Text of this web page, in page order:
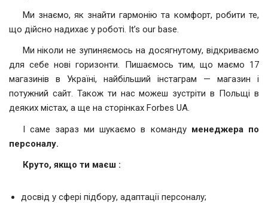
Ми знаємо, як знайти гармонію та комфорт, робити те,
що дійсно надихає у роботі. It’s our base.
Ми ніколи не зупиняємось на досягнутому, відкриваємо
для себе нові горизонти. Пишаємось тим, що маємо 17
магазинів в Україні, найбільший інстаграм — магазин і
потужний сайт. Також ти нас можеш зустріти в Польщі в
деяких містах, а ще на сторінках Forbes UA.
І саме зараз ми шукаємо в команду менеджера по
персоналу.
Круто, якщо ти маєш :
досвід у сфері підбору, адаптації персоналу;